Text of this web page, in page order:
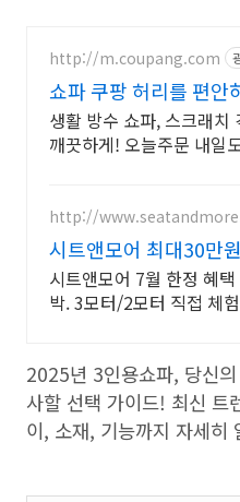
http://m.coupang.com
쇼파 쿠팡 허리를 편안
는
생활 방수 쇼파, 스크래치
깨끗하게! 오늘주문 내일
http://
시트앤모어 최대30만
시트앤모어 7월 한정 혜택
박. 3모터/2모터 직접 체
2025년 3인용쇼파, 당신
사할 선택 가이드! 최신 트
이, 소재, 기능까지 자세히